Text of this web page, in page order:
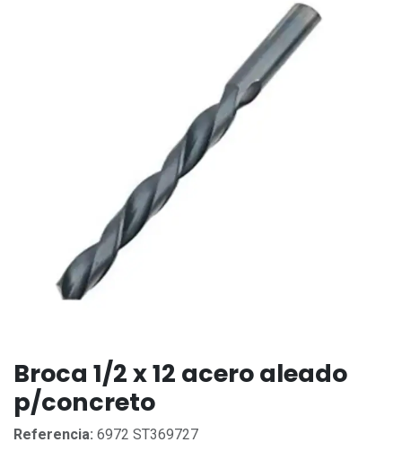
Broca 1/2 x 12 acero aleado
p/concreto
Referencia: 6972 ST369727